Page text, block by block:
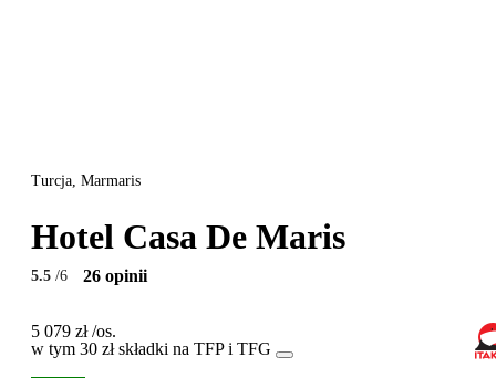
Turcja, Marmaris
Hotel Casa De Maris
5.5 /6 26 opinii
5 079 zł/os.
w tym 30 zł składki na TFP i TFG